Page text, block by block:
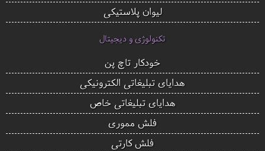
لیوان پلاستیکی
تکنولوژی و دیجیتال
خودکار تاچ پن
هدایای تبلیغاتی الکترونیکی
هدایای تبلیغاتی خاص
فلش مموری
فلش کارتی